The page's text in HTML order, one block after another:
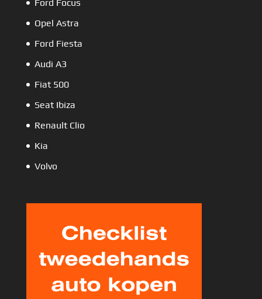
Ford Focus
Opel Astra
Ford Fiesta
Audi A3
Fiat 500
Seat Ibiza
Renault Clio
Kia
Volvo